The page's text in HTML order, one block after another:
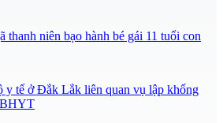
niên bạo hành bé gái 11 tuổi con
y tế ở Đắk Lắk liên quan vụ lập khống
BHYT